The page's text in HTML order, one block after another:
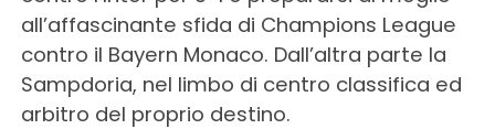
all’affascinante sfida di Champions League
contro il Bayern Monaco. Dall’altra parte la
Sampdoria, nel limbo di centro classifica ed
arbitro del proprio destino.